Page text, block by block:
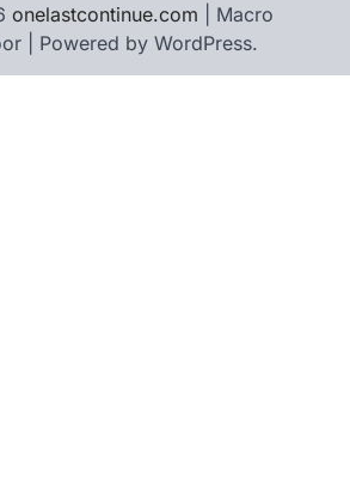
onelastcontinue.com | Macro
| Powered by WordPress.